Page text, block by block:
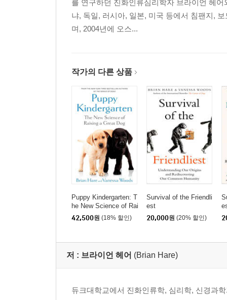
를 연구하던 진화인류심리학자 브라이언 헤
냐, 독일, 러시아, 일본, 미국 등에서 침팬지,
며, 2004년에 오스...
작가의 다른 상품
Puppy Kindergarten: T
he New Science of Rai
sing a Great Dog
42,500원 (18% 할인)
Survival of the Friendli
est
20,000원 (20% 할인)
저 : 브라이언 헤어 (Brian Hare)
듀크대학교에서 진화인류학, 심리학, 신경과